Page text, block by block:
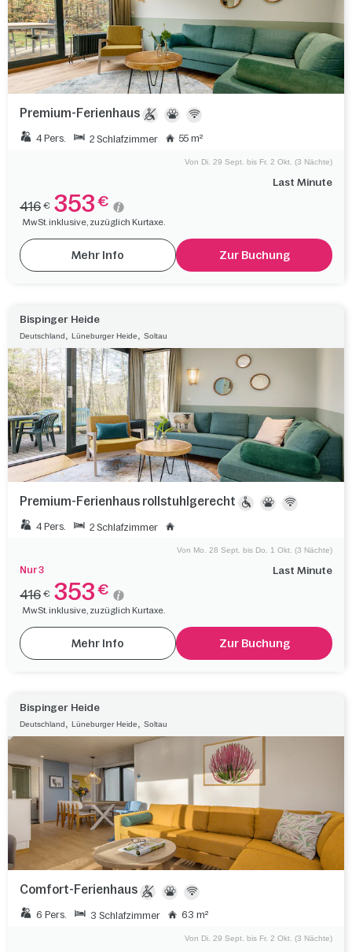
Premium-Ferienhaus
4 Pers. 2 Schlafzimmer 55 m²
Last Minute
Von Di. 29 Sept. bis Fr. 2 Okt. (3 Nächte)
416 € 353 €
MwSt. inklusive, zuzüglich Kurtaxe.
Mehr Info Zur Buchung
Bispinger Heide
Deutschland , Lüneburger Heide, Soltau
Premium-Ferienhaus rollstuhlgerecht
4 Pers. 2 Schlafzimmer
Nur 3 Last Minute
Von Mo. 28 Sept. bis Do. 1 Okt. (3 Nächte)
416 € 353 €
MwSt. inklusive, zuzüglich Kurtaxe.
Mehr Info Zur Buchung
Bispinger Heide
Deutschland , Lüneburger Heide, Soltau
Comfort-Ferienhaus
6 Pers. 3 Schlafzimmer 63 m²
Von Di. 29 Sept. bis Fr. 2 Okt. (3 Nächte)